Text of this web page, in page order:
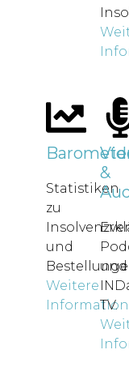
Statistiken
zu
und
Weitere
&
und
TV.